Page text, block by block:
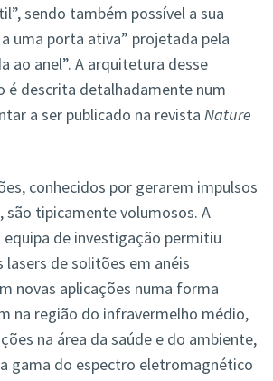
sendo também possível a sua
uma porta ativa” projetada pela
ao anel”. A arquitetura desse
é descrita detalhadamente num
a ser publicado na revista Nature
conhecidos por gerarem impulsos
são tipicamente volumosos. A
de investigação permitiu
de solitões em anéis
novas aplicações numa forma
na região do infravermelho médio,
na área da saúde e do ambiente,
gama do espectro eletromagnético